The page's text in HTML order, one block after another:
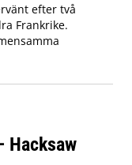
efter två
Frankrike.
Hacksaw